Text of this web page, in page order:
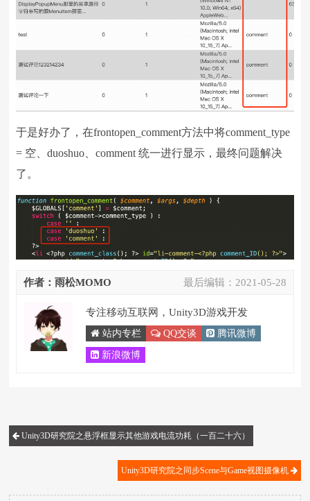
于是好办了，在frontopen_comment方法中将comment_type
= 空、duoshuo、comment 统一进行显示，最终问题解决
了。
最后编辑： 2021-05-28
作者：雨松MOMO
专注移动互联网，Unity3D游戏开发
站内专栏 QQ交谈 腾讯微博
新浪微博
Unity3D研究院之悬浮框显示其他游戏电流功耗（一百二十六）
Unity3D研究院之同步Scene与Game视图摄像机